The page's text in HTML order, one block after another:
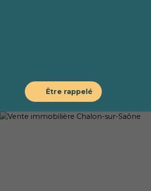
Être rappelé